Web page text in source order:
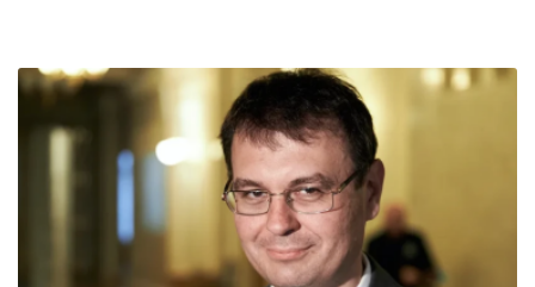
сын
зарабатывали
на
уклонистах»